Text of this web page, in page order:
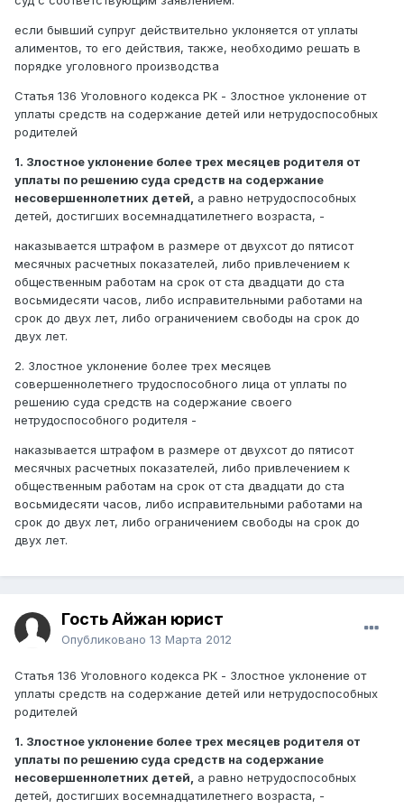
если бывший супруг действительно уклоняется от уплаты
алиментов, то его действия, также, необходимо решать в
порядке уголовного производства
Статья 136 Уголовного кодекса РК - Злостное уклонение от
уплаты средств на содержание детей или нетрудоспособных
родителей
1. Злостное уклонение более трех месяцев родителя от
уплаты по решению суда средств на содержание
несовершеннолетних детей, а равно нетрудоспособных
детей, достигших восемнадцатилетнего возраста, -
наказывается штрафом в размере от двухсот до пятисот
месячных расчетных показателей, либо привлечением к
общественным работам на срок от ста двадцати до ста
восьмидесяти часов, либо исправительными работами на
срок до двух лет, либо ограничением свободы на срок до
двух лет.
2. Злостное уклонение более трех месяцев
совершеннолетнего трудоспособного лица от уплаты по
решению суда средств на содержание своего
нетрудоспособного родителя -
наказывается штрафом в размере от двухсот до пятисот
месячных расчетных показателей, либо привлечением к
общественным работам на срок от ста двадцати до ста
восьмидесяти часов, либо исправительными работами на
срок до двух лет, либо ограничением свободы на срок до
двух лет.
Гость Айжан юрист
Опубликовано 13 Марта 2012
Статья 136 Уголовного кодекса РК - Злостное уклонение от
уплаты средств на содержание детей или нетрудоспособных
родителей
1. Злостное уклонение более трех месяцев родителя от
уплаты по решению суда средств на содержание
несовершеннолетних детей, а равно нетрудоспособных
детей, достигших восемнадцатилетнего возраста, -